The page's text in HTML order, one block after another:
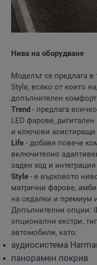
Нива на оборудване
Моделът се предлага
Style, всяко от които
допълнителен комфорт
Trend - предлага
LED фарове,
и ключови асистиращи
Life - добавя повече
включително
заден ход и
Style - е върховото
матрични фарове,
на седалки и премиум
Допълнителни опции:
опционални екстри,
автомобили, като:
аудиосистема
панорамен покрив